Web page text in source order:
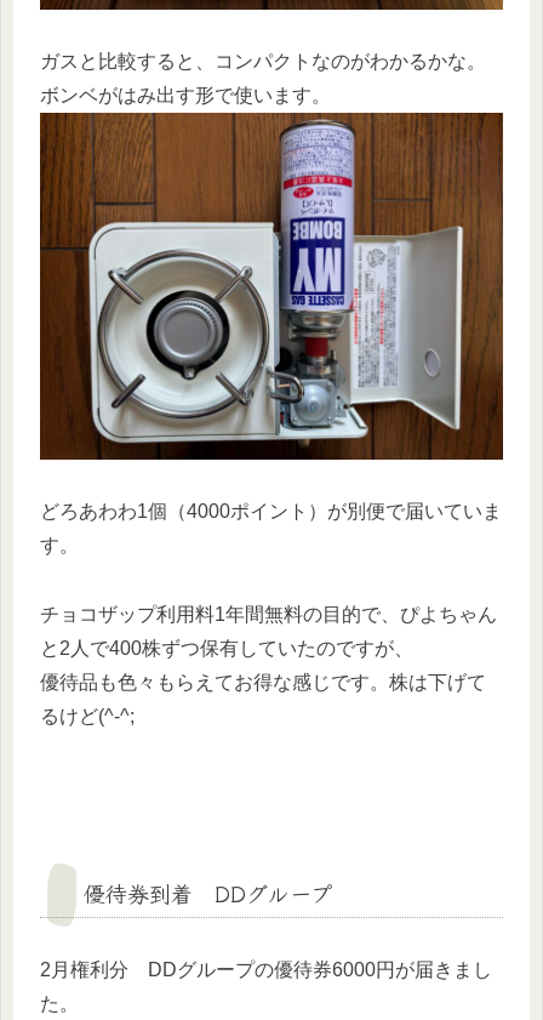
ガスと比較すると、コンパクトなのがわかるかな。
ボンベがはみ出す形で使います。
どろあわわ1個（4000ポイント）が別便で届いていま
す。
チョコザップ利用料1年間無料の目的で、ぴよちゃん
と2人で400株ずつ保有していたのですが、
優待品も色々もらえてお得な感じです。株は下げて
るけど(^-^;
優待券到着 DDグループ
2月権利分 DDグループの優待券6000円が届きまし
た。